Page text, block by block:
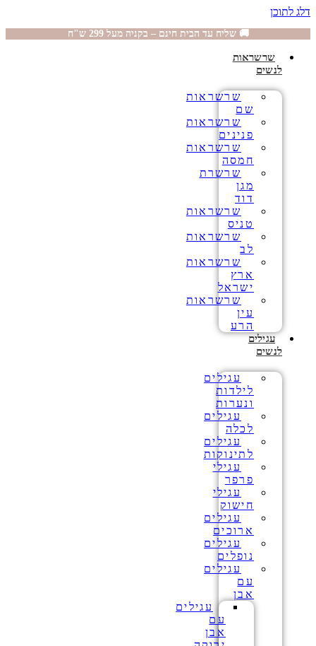
דלג לתוכן
🚚 שליח עד הבית חינם – בקניה מעל 299 ש"ח
שרשראות
לנשים
שרשראות
שם
שרשראות
פנינים
שרשראות
חמסה
שרשרת
מגן
דוד
שרשראות
טניס
שרשראות
לב
שרשראות
ארץ
ישראל
שרשראות
עין
הרע
עגילים
לנשים
עגילים
לילדות
ונערות
עגילים
לכלה
עגילים
לתינוקות
עגילי
פרפר
עגילי
חישוק
עגילים
ארוכים
עגילים
נופלים
עגילים
עם
אבן
עגילים
עם
אבן